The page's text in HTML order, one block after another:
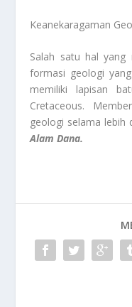
Keanekaragaman
Salah satu hal yang
formasi geologi
memiliki lapisan
Cretaceous.
geologi selama lebih
Alam Dana.